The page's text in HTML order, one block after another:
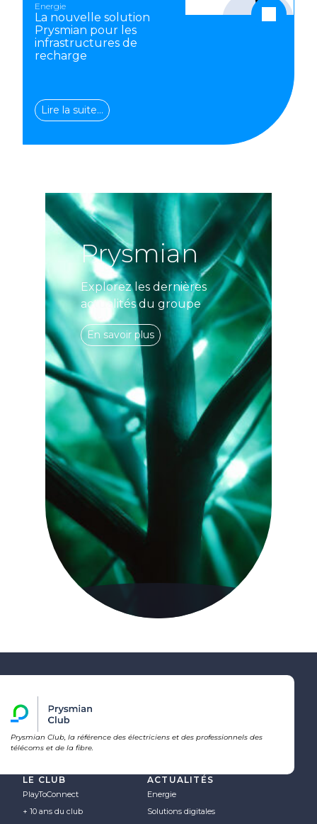
Energie
La nouvelle solution
Prysmian pour les
infrastructures de
recharge
Lire la suite…
Prysmian
Explorez les dernières
actualités du groupe
En savoir plus
Prysmian Club, la référence des électriciens et des professionnels des
télécoms et de la fibre.
LE CLUB
PlayToConnect
+ 10 ans du club
ACTUALITÉS
Energie
Solutions digitales